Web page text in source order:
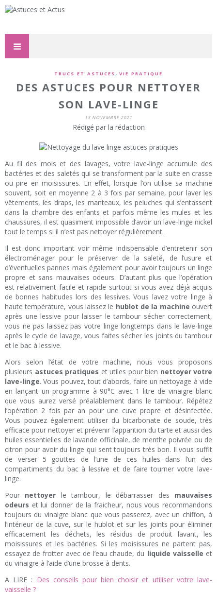
TRUCS ET ASTUCES , VIE PRATIQUE
DES ASTUCES POUR NETTOYER
SON LAVE-LINGE
13 NOVEMBRE 2021
Rédigé par la rédaction
Au fil des mois et des lavages, votre lave-linge accumule des
bactéries et des saletés qui se transforment par la suite en crasse
ou pire en moisissures. En effet, lorsque l’on utilise sa machine
souvent, soit en moyenne 2 à 3 fois par semaine, pour laver les
vêtements, les draps, les manteaux, les peluches qui s’entassent
dans la chambre des enfants et parfois même les mules et les
chaussures, il est quasiment impossible d’avoir un lave-linge nickel
tout le temps si il n’est pas nettoyer régulièrement.
Il est donc important voir même indispensable d’entretenir son
électroménager pour le préserver de la saleté, de l’usure et
d’éventuelles pannes mais également pour avoir toujours un linge
propre et sans mauvaises odeurs. D’autant plus que l’opération
est relativement facile et rapide surtout si vous avez déjà acquis
de bonnes habitudes lors des lessives. Vous lavez votre linge à
haute température, vous laissez le hublot de la machine ouvert
après une lessive pour laisser le tambour sécher correctement,
vous ne pas laissez pas votre linge longtemps dans le lave-linge
après le cycle de lavage, vous faites sécher les joints du tambour
et le bac à lessive.
Alors selon l’état de votre machine, nous vous proposons
plusieurs astuces pratiques et utiles pour bien nettoyer votre
lave-linge. Vous pouvez, tout d’abords, faire un nettoyage à vide
en lançant un programme à 90°C avec 1 litre de vinaigre blanc
que vous aurez versé préalablement dans le tambour. Répétez
l’opération 2 fois par an pour une cuve propre et désinfectée.
Vous pouvez également utiliser du bicarbonate de soude, très
efficace pour nettoyer et prévenir l’apparition du tarte et aussi des
huiles essentielles de lavande officinale, de menthe poivrée ou de
citron pour avoir du linge qui sent toujours très bon. Il vous suffit
de verser 5 gouttes de l’une de ces huiles dans l’un des
compartiments du bac à lessive et de faire tourner votre lave-
linge.
Pour nettoyer le tambour, le débarrasser des mauvaises
odeurs et lui donner de la fraicheur, nous vous recommandons
toujours du vinaigre blanc que vous passerez, avec un chiffon, à
l’intérieur de la cuve, sur le hublot et sur les joints pour éliminer
efficacement les déchets, les résidus de produit lavant, les
moisissures et les bactéries. Si les moisissures ne partent pas,
essayez de frotter avec de l’eau chaude, du liquide vaisselle et
du vinaigre à l’aide d’une brosse à dents.
A LIRE : Des conseils pour bien choisir et utiliser votre lave-
vaisselle ?